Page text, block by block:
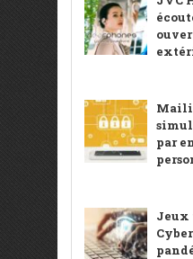
par
Jeux